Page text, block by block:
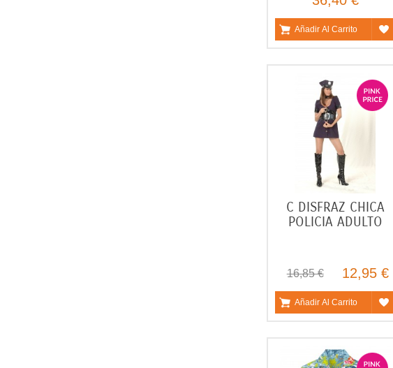
Añadir Al Carrito
C DISFRAZ CHICA
POLICIA ADULTO
16,85 € 12,95 €
Añadir Al Carrito